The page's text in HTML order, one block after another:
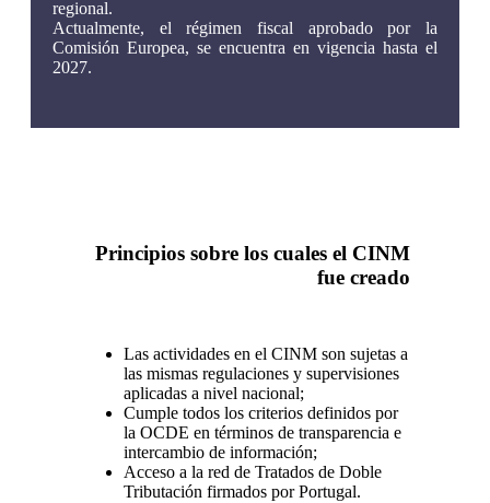
regional.
Actualmente, el régimen fiscal aprobado por la
Comisión Europea, se encuentra en vigencia hasta el
2027.
Principios sobre los cuales el CINM
fue creado
Las actividades en el CINM son sujetas a
las mismas regulaciones y supervisiones
aplicadas a nivel nacional;
Cumple todos los criterios definidos por
la OCDE en términos de transparencia e
intercambio de información;
Acceso a la red de Tratados de Doble
Tributación firmados por Portugal.